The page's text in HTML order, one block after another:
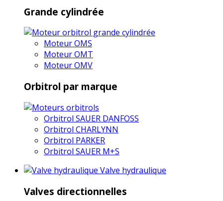
Grande cylindrée
Moteur OMS
Moteur OMT
Moteur OMV
Orbitrol par marque
Orbitrol SAUER DANFOSS
Orbitrol CHARLYNN
Orbitrol PARKER
Orbitrol SAUER M+S
Valve hydraulique
Valves directionnelles